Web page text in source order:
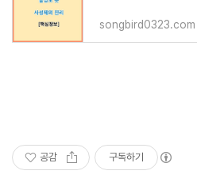
songbird0323.com
공감 구독하기